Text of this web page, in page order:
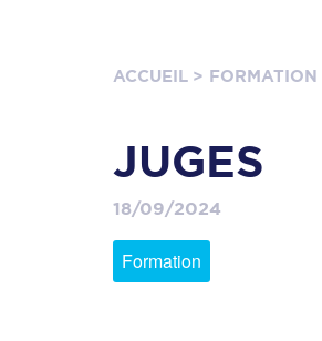
ACCUEIL > FORMATION
JUGES
18/09/2024
Formation